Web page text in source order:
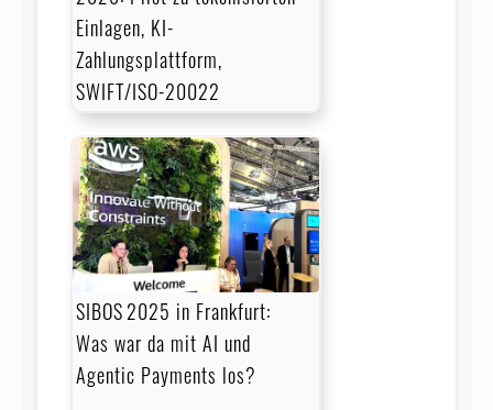
Einlagen, KI-
Zahlungsplattform,
SWIFT/ISO-20022
SIBOS 2025 in Frankfurt:
Was war da mit AI und
Agentic Payments los?